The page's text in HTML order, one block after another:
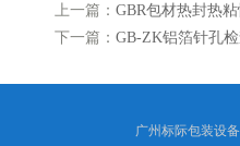
上一篇： GBR包材热封热
下一篇： GB-ZK铝箔针孔
广州标际包装设